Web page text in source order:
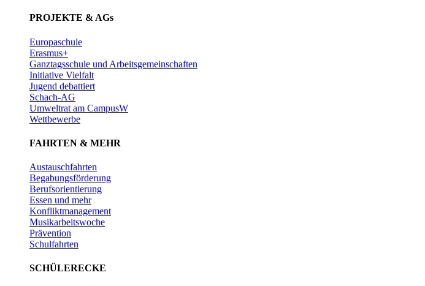
PROJEKTE & AGs
Europaschule
Erasmus+
Ganztagsschule und Arbeitsgemeinschaften
Initiative Vielfalt
Jugend debattiert
Schach-AG
Umweltrat am CampusW
Wettbewerbe
FAHRTEN & MEHR
Austauschfahrten
Begabungsförderung
Berufsorientierung
Essen und mehr
Konfliktmanagement
Musikarbeitswoche
Prävention
Schulfahrten
SCHÜLERECKE